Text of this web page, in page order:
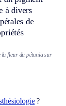
à divers
de
la fleur du pétunia sur
?